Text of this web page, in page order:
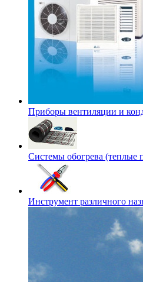
Приборы вентиляции и
Системы обогрева (теплые
Инструмент различного